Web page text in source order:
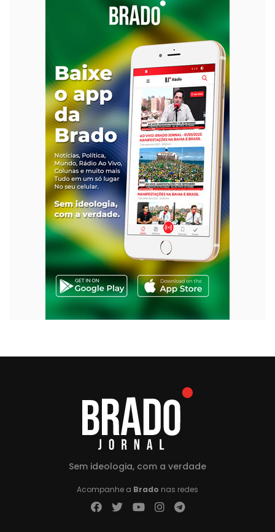
Sem ideologia, com a verdade
Acompanhe a Brado nas redes